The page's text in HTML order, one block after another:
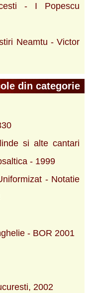
- I Popescu
Neamtu - Victor
din categorie
si alte cantari
- 1999
- Notatie
- BOR 2001
2002